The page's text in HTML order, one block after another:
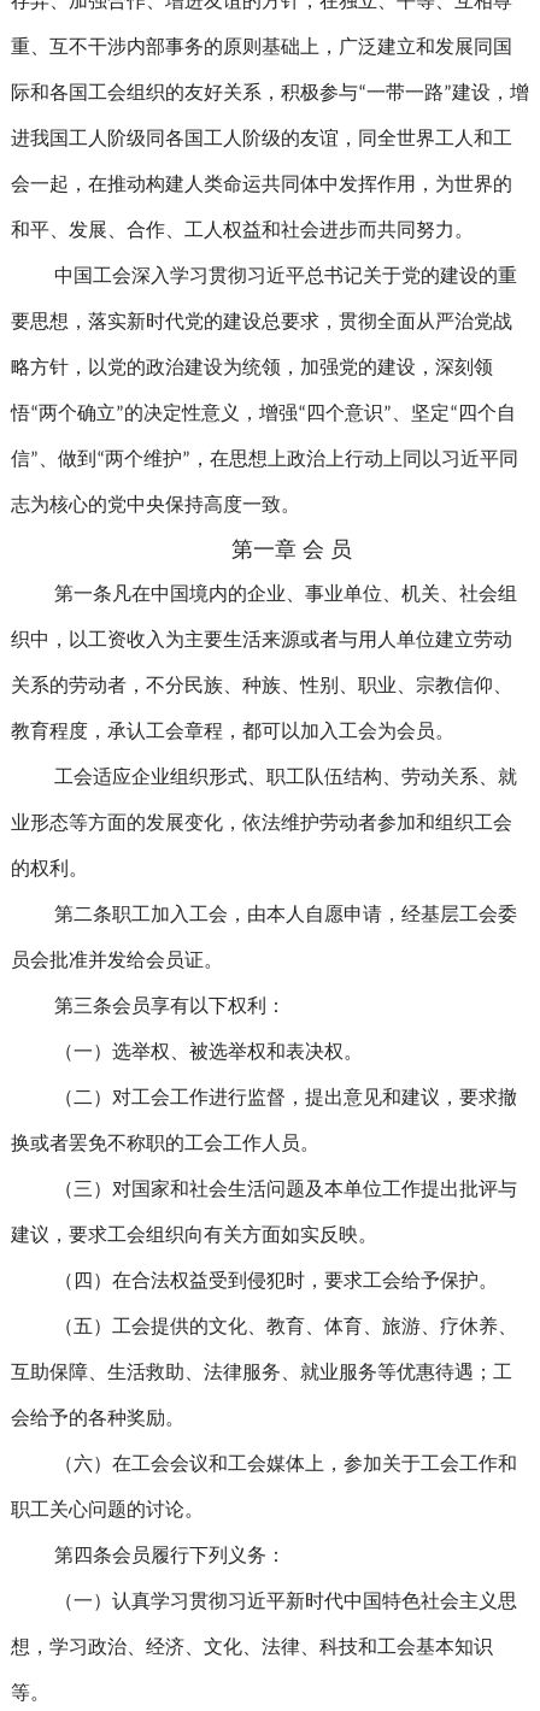
重、互不干涉内部事务的原则基础上，广泛建立和发展同国
际和各国工会组织的友好关系，积极参与“一带一路”建设，增
进我国工人阶级同各国工人阶级的友谊，同全世界工人和工
会一起，在推动构建人类命运共同体中发挥作用，为世界的
和平、发展、合作、工人权益和社会进步而共同努力。
中国工会深入学习贯彻习近平总书记关于党的建设的重
要思想，落实新时代党的建设总要求，贯彻全面从严治党战
略方针，以党的政治建设为统领，加强党的建设，深刻领
悟“两个确立”的决定性意义，增强“四个意识”、坚定“四个自
信”、做到“两个维护”，在思想上政治上行动上同以习近平同
志为核心的党中央保持高度一致。
第一章 会 员
第一条凡在中国境内的企业、事业单位、机关、社会组
织中，以工资收入为主要生活来源或者与用人单位建立劳动
关系的劳动者，不分民族、种族、性别、职业、宗教信仰、
教育程度，承认工会章程，都可以加入工会为会员。
工会适应企业组织形式、职工队伍结构、劳动关系、就
业形态等方面的发展变化，依法维护劳动者参加和组织工会
的权利。
第二条职工加入工会，由本人自愿申请，经基层工会委
员会批准并发给会员证。
第三条会员享有以下权利：
（一）选举权、被选举权和表决权。
（二）对工会工作进行监督，提出意见和建议，要求撤
换或者罢免不称职的工会工作人员。
（三）对国家和社会生活问题及本单位工作提出批评与
建议，要求工会组织向有关方面如实反映。
（四）在合法权益受到侵犯时，要求工会给予保护。
（五）工会提供的文化、教育、体育、旅游、疗休养、
互助保障、生活救助、法律服务、就业服务等优惠待遇；工
会给予的各种奖励。
（六）在工会会议和工会媒体上，参加关于工会工作和
职工关心问题的讨论。
第四条会员履行下列义务：
（一）认真学习贯彻习近平新时代中国特色社会主义思
想，学习政治、经济、文化、法律、科技和工会基本知识
等。